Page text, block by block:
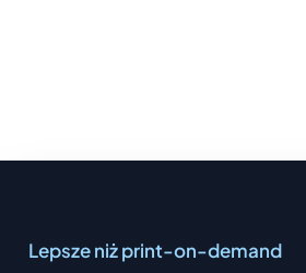
Lepsze niż print-on-demand